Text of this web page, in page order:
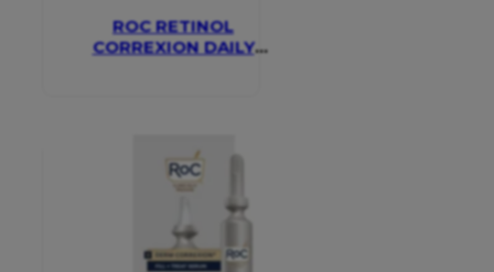
ROC RETINOL
CORREXION DAILY